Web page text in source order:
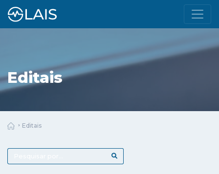
Editais
Editais